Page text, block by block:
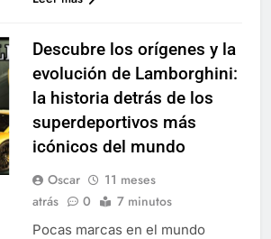
Descubre los orígenes y la
evolución de Lamborghini:
la historia detrás de los
superdeportivos más
icónicos del mundo
Oscar
11 meses
atrás
0 7 minutos
Pocas marcas en el mundo